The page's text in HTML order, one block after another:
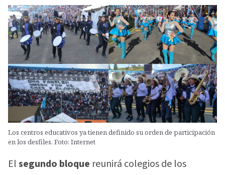
Los centros educativos ya tienen definido su orden de participación
en los desfiles. Foto: Internet
Elsegundo bloque reunirá colegios de los